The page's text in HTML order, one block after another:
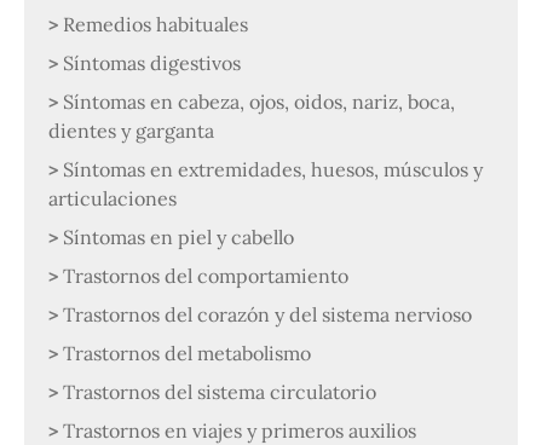
Remedios habituales
Síntomas digestivos
Síntomas en cabeza, ojos, oidos, nariz, boca,
dientes y garganta
Síntomas en extremidades, huesos, músculos y
articulaciones
Síntomas en piel y cabello
Trastornos del comportamiento
Trastornos del corazón y del sistema nervioso
Trastornos del metabolismo
Trastornos del sistema circulatorio
Trastornos en viajes y primeros auxilios